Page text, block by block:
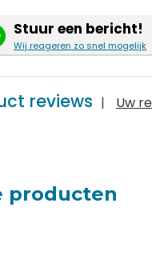
Stuur een bericht!
Wij reageren zo snel mogelijk
reviews | Uw
producten